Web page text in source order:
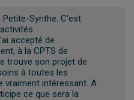
Synthe. C'est
accepté de
à la CPTS de
trouve son projet de
à toutes les
vraiment intéressant. A
ce que sera la